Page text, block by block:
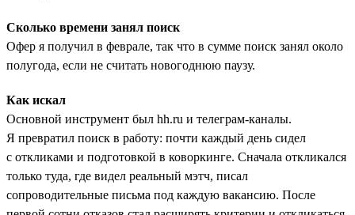
Сколько времени занял поиск
Офер я получил в феврале, так что в сумме поиск занял около
полугода, если не считать новогоднюю паузу.
Как искал
Основной инструмент был hh.ru и телеграм-каналы.
Я превратил поиск в работу: почти каждый день сидел
с откликами и подготовкой в коворкинге. Сначала откликался
только туда, где видел реальный мэтч, писал
сопроводительные письма под каждую вакансию. После